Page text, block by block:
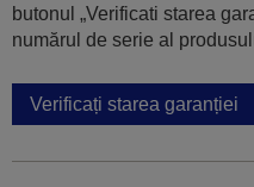
butonul „Verificati starea
numărul de serie al
Verificați starea garanției